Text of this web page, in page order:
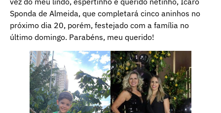
Sponda de Almeida, que completará cinco aninhos no
próximo dia 20, porém, festejado com a família no
último domingo. Parabéns, meu querido!